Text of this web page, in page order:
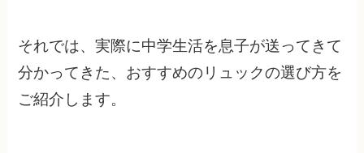
それでは、実際に中学生活を息子が送ってきて
分かってきた、おすすめのリュックの選び方を
ご紹介します。